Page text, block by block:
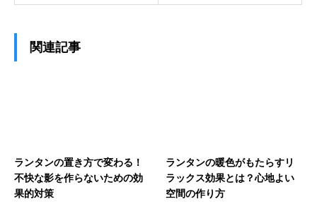
関連記事
ランタンの置き方で変わる！
不快な影を作らないための効
果的対策
ランタンの暖色がもたらすリ
ラックス効果とは？心地よい
空間の作り方